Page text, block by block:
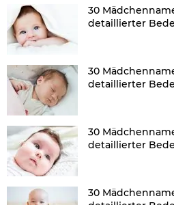
30
detaillierter
30
detaillierter
30
detaillierter
30